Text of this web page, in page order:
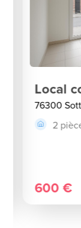
Local
76300
2
600 €